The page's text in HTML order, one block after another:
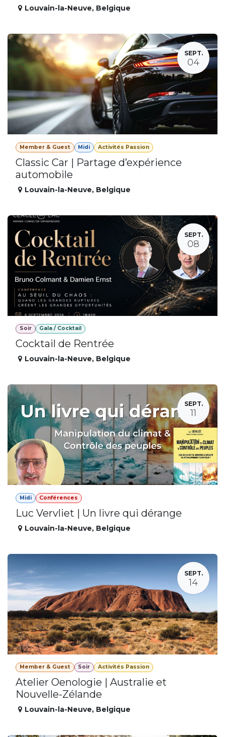
Louvain-la-Neuve, Belgique
SEPT.
04
Member & Guest Midi Activités Passion
Classic Car | Partage d’expérience
automobile
Louvain-la-Neuve, Belgique
SEPT.
08
Soir Gala / Cocktail
Cocktail de Rentrée
Louvain-la-Neuve, Belgique
SEPT.
11
Midi Conférences
Luc Vervliet | Un livre qui dérange
Louvain-la-Neuve, Belgique
SEPT.
14
Member & Guest Soir Activités Passion
Atelier Oenologie | Australie et
Nouvelle-Zélande
Louvain-la-Neuve, Belgique